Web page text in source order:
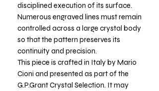
disciplined execution of its surface.
Numerous engraved lines must remain
controlled across a large crystal body
so that the pattern preserves its
continuity and precision.
This piece is crafted in Italy by Mario
Cioni and presented as part of the
G.P.Grant Crystal Selection. It may